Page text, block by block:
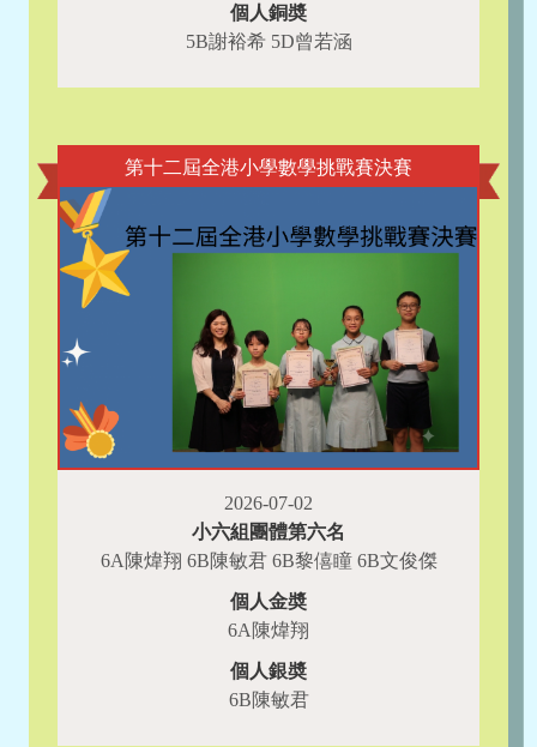
個人銅奬
5B謝裕希 5D曾若涵
第十二屆全港小學數學挑戰賽決賽
2026-07-02
小六組團體第六名
6A陳煒翔 6B陳敏君 6B黎僖瞳 6B文俊傑
個人金奬
6A陳煒翔
個人銀奬
6B陳敏君